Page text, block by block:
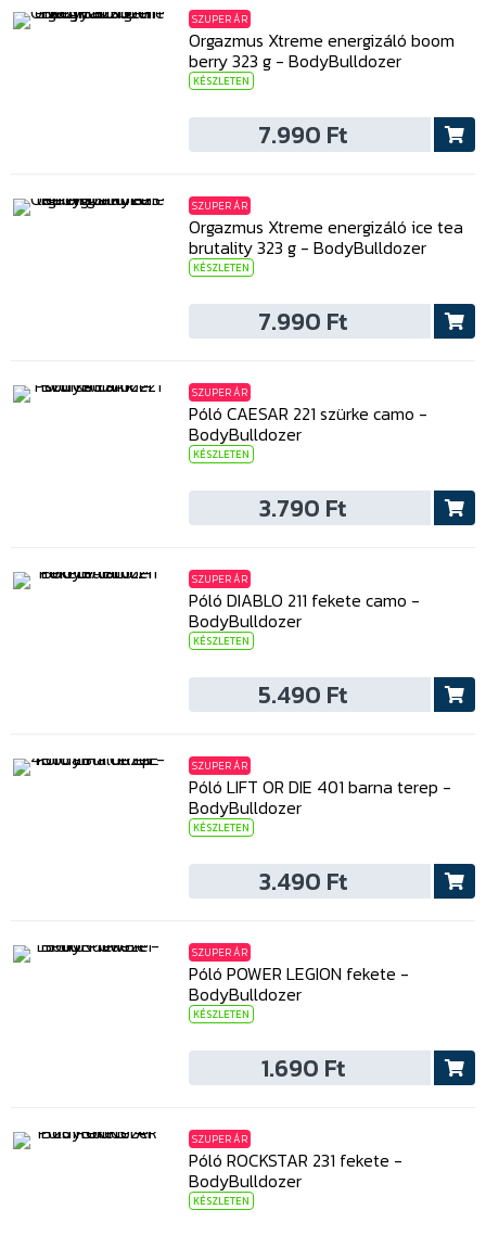
SZUPER ÁR
Orgazmus Xtreme energizáló boom
berry 323 g - BodyBulldozer
KÉSZLETEN
7.990 Ft
SZUPER ÁR
Orgazmus Xtreme energizáló ice tea
brutality 323 g - BodyBulldozer
KÉSZLETEN
7.990 Ft
SZUPER ÁR
Póló CAESAR 221 szürke camo -
BodyBulldozer
KÉSZLETEN
3.790 Ft
SZUPER ÁR
Póló DIABLO 211 fekete camo -
BodyBulldozer
KÉSZLETEN
5.490 Ft
SZUPER ÁR
Póló LIFT OR DIE 401 barna terep -
BodyBulldozer
KÉSZLETEN
3.490 Ft
SZUPER ÁR
Póló POWER LEGION fekete -
BodyBulldozer
KÉSZLETEN
1.690 Ft
SZUPER ÁR
Póló ROCKSTAR 231 fekete -
BodyBulldozer
KÉSZLETEN